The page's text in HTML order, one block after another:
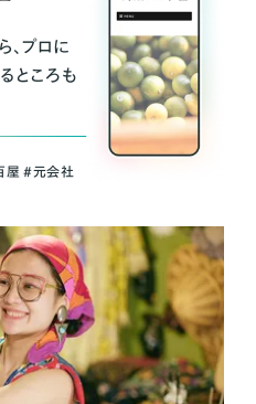
、プロに
ところも
屋 ＃元会社